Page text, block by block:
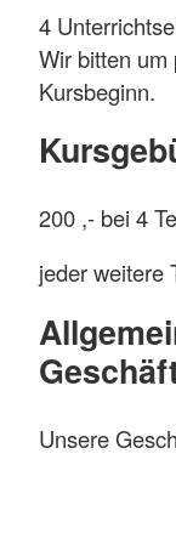
4
Wir bitten um
Kursbeginn.
200 ,- bei 4
jeder weitere
Unsere